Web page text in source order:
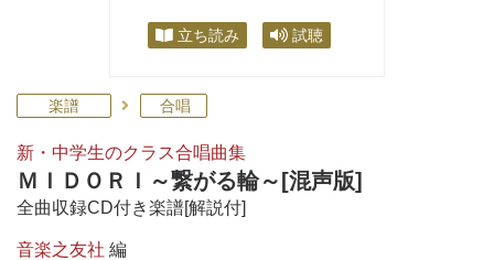
立ち読み 試聴
楽譜 合唱
新・中学生のクラス合唱曲集
ＭＩＤＯＲＩ～繋がる輪～[混声版]
全曲収録CD付き楽譜[解説付]
音楽之友社 編